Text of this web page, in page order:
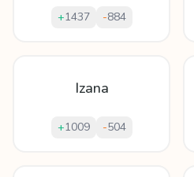
+1437 -884
Izana
+1009 -504